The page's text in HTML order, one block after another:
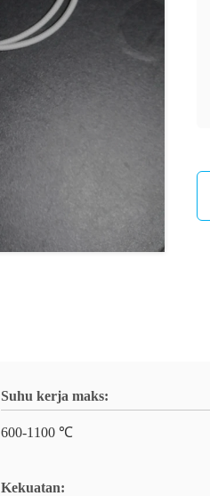
Suhu kerja maks:
600-1100 ℃
Kekuatan: